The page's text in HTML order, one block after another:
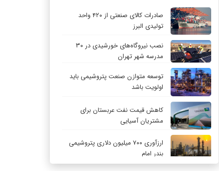
صادرات کالای صنعتی از ۴۲۰ واحد
تولیدی البرز
نصب نیروگاه‌های خورشیدی در ۳۰
مدرسه شهر تهران
توسعه متوازن صنعت پتروشیمی باید
اولویت باشد
کاهش قیمت نفت عربستان برای
مشتریان آسیایی
ارزآوری ۷۰۰ میلیون دلاری پتروشیمی
بندر امام